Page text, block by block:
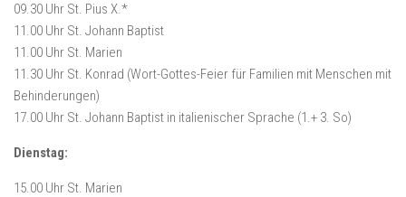
09.30 Uhr St. Pius X.*
11.00 Uhr St. Johann Baptist
11.00 Uhr St. Marien
11.30 Uhr St. Konrad (Wort-Gottes-Feier für Familien mit Menschen mit
Behinderungen)
17.00 Uhr St. Johann Baptist in italienischer Sprache (1.+ 3. So)
Dienstag:
15.00 Uhr St. Marien